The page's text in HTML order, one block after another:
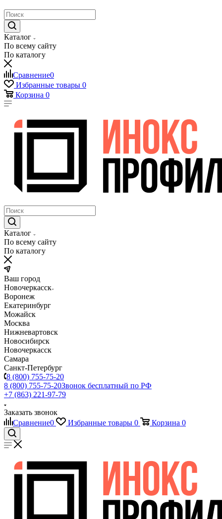
Каталог
По всему сайту
По каталогу
Сравнение0
Избранные товары 0
Корзина 0
Каталог
По всему сайту
По каталогу
Ваш город
Новочеркасск
Воронеж
Екатеринбург
Можайск
Москва
Нижневартовск
Новосибирск
Новочеркасск
Самара
Санкт-Петербург
8 (800) 755-75-20
8 (800) 755-75-20Звонок бесплатный по РФ
+7 (863) 221-97-79
Заказать звонок
Сравнение0 Избранные товары 0 Корзина 0